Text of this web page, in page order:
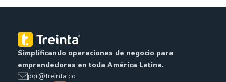
Simplificando operaciones de negocio para
emprendedores en toda América Latina.
pqr@treinta.co